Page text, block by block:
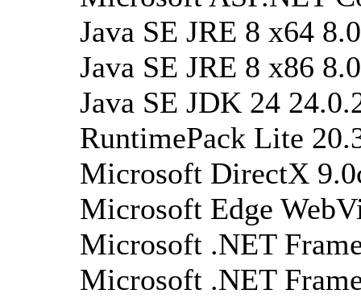
Java SE JRE 8 x64
Java SE JRE 8 x86
Java SE JDK 24
RuntimePack Lite
Microsoft DirectX
Microsoft Edge
Microsoft .NET
Microsoft .NET